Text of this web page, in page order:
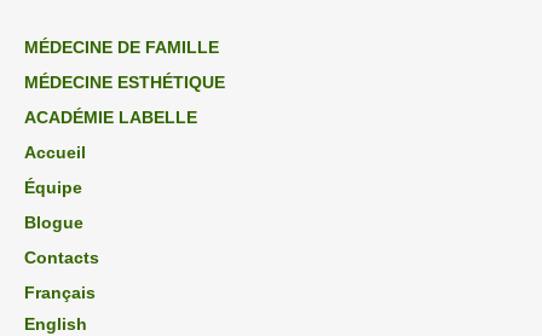
MÉDECINE DE FAMILLE
MÉDECINE ESTHÉTIQUE
ACADÉMIE LABELLE
Accueil
Équipe
Blogue
Contacts
Français
English